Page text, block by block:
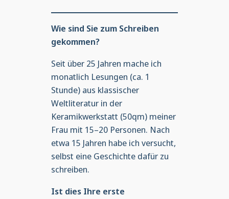
Wie sind Sie zum Schreiben
gekommen?
Seit über 25 Jahren mache ich
monatlich Lesungen (ca. 1
Stunde) aus klassischer
Weltliteratur in der
Keramikwerkstatt (50qm) meiner
Frau mit 15–20 Personen. Nach
etwa 15 Jahren habe ich versucht,
selbst eine Geschichte dafür zu
schreiben.
Ist dies Ihre erste